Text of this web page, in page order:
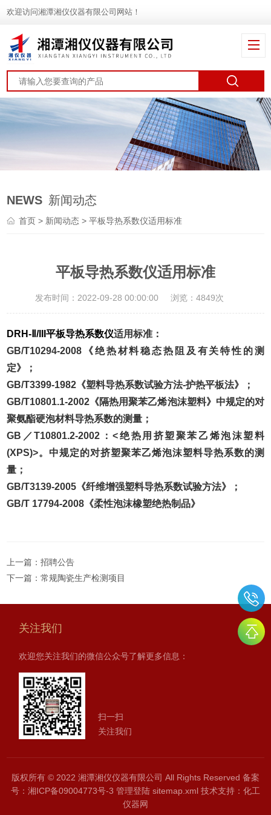
欢迎访问湘潭湘仪仪器有限公司网站！
NEWS 新闻动态
首页 > 新闻动态 > 平板导热系数仪适用标准
平板导热系数仪适用标准
发布时间：2022-09-28 00:00:00 浏览：4849次
DRH-Ⅱ/III平板导热系数仪适用标准：
GB/T10294-2008 《绝热材料稳态热阻及有关特性的测
定》；
GB/T3399-1982 《塑料导热系数试验方法-护热平板法》；
GB/T10801.1-2002 《隔热用聚苯乙烯泡沫塑料》中规定的对
聚氨酯硬泡材料导热系数的测量；
GB ／T10801.2-2002 ：<绝热用挤塑聚苯乙烯泡沫塑料
(XPS)>。中规定的对挤塑聚苯乙烯泡沫塑料导热系数的测
量；
GB/T3139-2005 《纤维增强塑料导热系数试验方法》；
GB/T 17794-2008 《柔性泡沫橡塑绝热制品》
上一篇：招聘公告
下一篇：常规陶瓷生产检测项目
关注我们
欢迎您关注我们的微信公众号了解更多信息：
扫一扫
关注我们
版权所有 © 2022 湘潭湘仪仪器有限公司 All Rights Reserved 备案
号：湘ICP备09004773号-3 管理登陆 sitemap.xml 技术支持： 化工
仪器网